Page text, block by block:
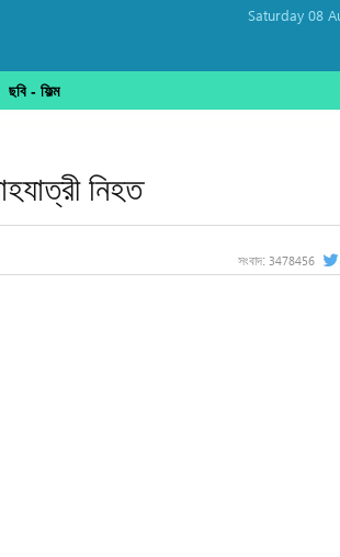
Saturday 08
ছবি‎ - ফিল্ম
নিহত
সংবাদ: 3478456